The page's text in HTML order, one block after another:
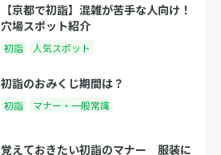
【京都で初詣】混雑が苦手な人向け！
穴場スポット紹介
初詣 人気スポット
初詣のおみくじ期間は？
初詣 マナー・一般常識
覚えておきたい初詣のマナー 服装に